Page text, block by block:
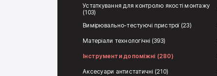
Устаткування для контролю якості монтажу
(103)
Вимірювально-тестуючі пристрої (23)
Матеріали технологічні (393)
Інструменти допоміжні (280)
Аксесуари антистатичні (210)